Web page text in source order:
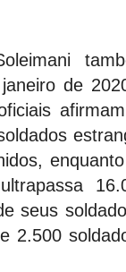
de
seus
2.500